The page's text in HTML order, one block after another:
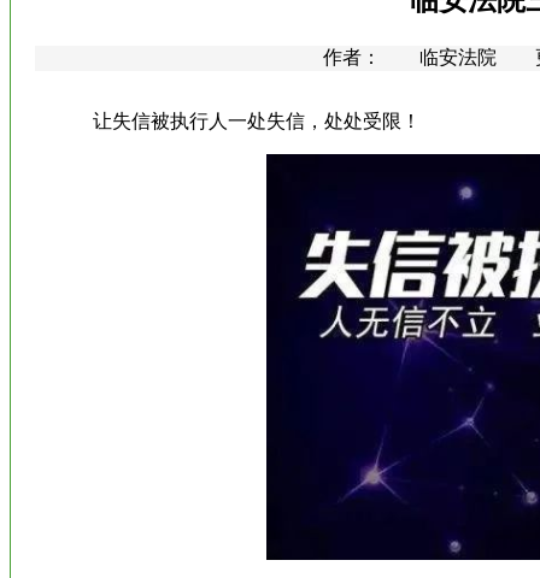
作者： 临安法院 更新
让失信被执行人一处失信，处处受限！